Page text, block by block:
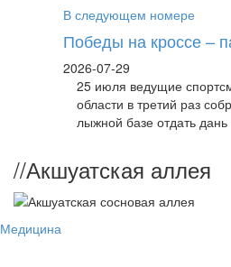
В следующем номере
Победы на кроссе –
2026-07-29
25 июля ведущие
области в третий раз
лыжной базе отдать
//Акшуатская аллея
Медицина